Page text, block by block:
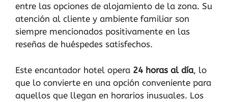
entre las opciones de alojamiento de la zona. Su
atención al cliente y ambiente familiar son
siempre mencionados positivamente en las
reseñas de huéspedes satisfechos.
Este encantador hotel opera 24 horas al día, lo
que lo convierte en una opción conveniente para
aquellos que llegan en horarios inusuales. Los